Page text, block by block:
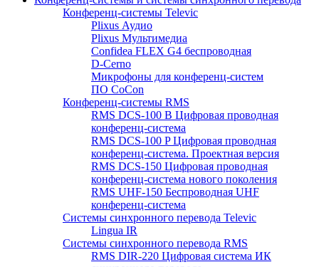
Конференц-системы Televic
Plixus Аудио
Plixus Мультимедиа
Confidea FLEX G4 беспроводная
D-Cerno
Микрофоны для конференц-систем
ПО CoCon
Конференц-системы RMS
RMS DCS-100 B Цифровая проводная
конференц-система
RMS DCS-100 P Цифровая проводная
конференц-система. Проектная версия
RMS DCS-150 Цифровая проводная
конференц-система нового поколения
RMS UHF-150 Беспроводная UHF
конференц-система
Системы синхронного перевода Televic
Lingua IR
Системы синхронного перевода RMS
RMS DIR-220 Цифровая система ИК